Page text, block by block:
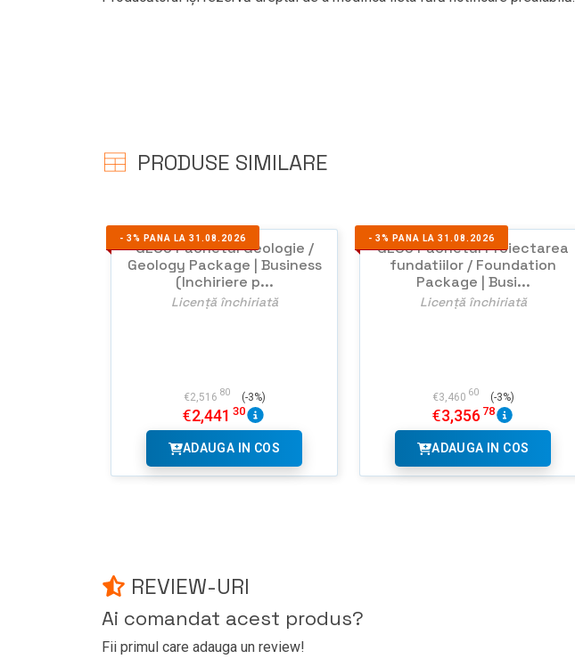
PRODUSE SIMILARE
- 3% PANA LA 31.08.2026
GEO5 Pachetul Geologie /
Geology Package | Business
(Inchiriere p...
Licență închiriată
€2,516 80 (-3%)
€2,441 30
ADAUGA IN COS
- 3% PANA LA 31.08.2026
GEO5 Pachetul Proiectarea
fundatiilor / Foundation
Package | Busi...
Licență închiriată
€3,460 60 (-3%)
€3,356 78
ADAUGA IN COS
REVIEW-URI
Ai comandat acest produs?
Fii primul care adauga un review!